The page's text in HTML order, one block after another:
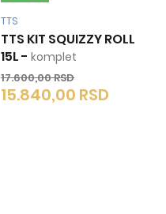
TTS
TTS KIT SQUIZZY ROLL
15L- komplet
17.600,00RSD
15.840,00 RSD